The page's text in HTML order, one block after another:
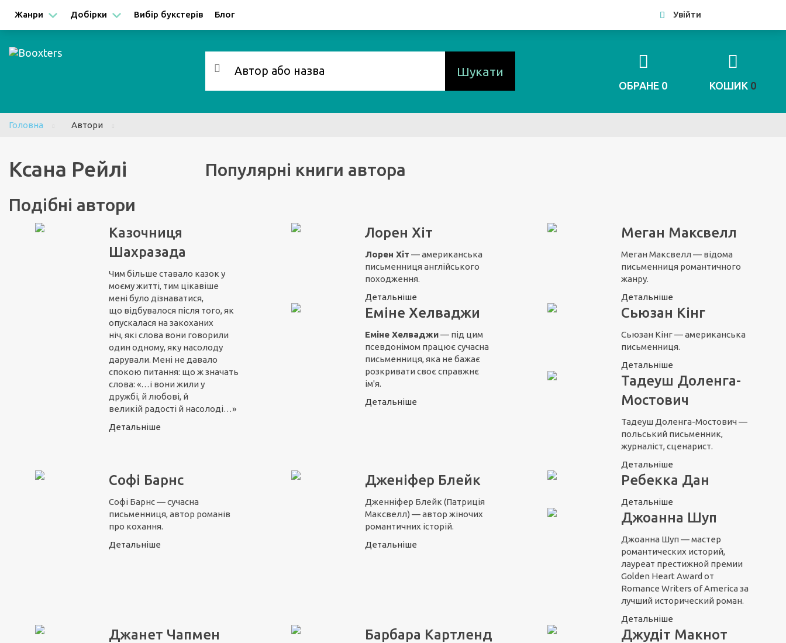
Жанри Добірки Вибір букстерів Блог
FacebookGoogle Увійти
Шукати
ОБРАНЕ 0 КОШИК 0
Головна Автори
Ксана Рейлі
Популярні книги автора
Подібні автори
Казочниця
Шахразада
Чим більше ставало казок у
моєму житті, тим цікавіше
мені було дізнаватися,
що відбувалося після того, як
опускалася на закоханих
ніч, які слова вони говорили
один одному, яку насолоду
дарували. Мені не давало
спокою питання: що ж значать
слова: «…і вони жили у
дружбі, й любові, й
великій радості й насолоді…»
Детальніше
Лорен Хіт
Лорен Хіт — американська
письменниця англійського
походження.
Детальніше
Меган Максвелл
Меган Максвелл — відома
письменниця романтичного
жанру.
Детальніше
Еміне Хелваджи
Еміне Хелваджи— під цим
псевдонімом працює сучасна
письменниця, яка не бажає
розкривати своє справжнє
ім'я.
Детальніше
Сьюзан Кінг
Сьюзан Кінг — американська
письменниця.
Детальніше
Тадеуш Доленга-
Мостович
Тадеуш Доленга-Мостович —
польський письменник,
журналіст, сценарист.
Детальніше
Софі Барнс
Софі Барнс — сучасна
письменниця, автор романів
про кохання.
Детальніше
Дженіфер Блейк
Дженніфер Блейк (Патриція
Максвелл) — автор жіночих
романтичних історій.
Детальніше
Ребекка Дан
Детальніше
Джоанна Шуп
Джоанна Шуп — мастер
романтических историй,
лауреат престижной премии
Golden Heart Award от
Romance Writers of America за
лучший исторический роман.
Детальніше
Джанет Чапмен Барбара Картленд Джудіт Макнот